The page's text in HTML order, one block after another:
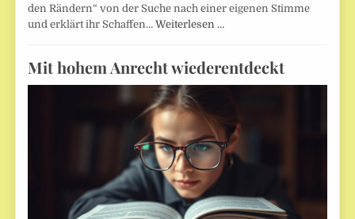
den Rändern“ von der Suche nach einer eigenen Stimme
und erklärt ihr Schaffen…Weiterlesen …
Mit hohem Anrecht wiederentdeckt